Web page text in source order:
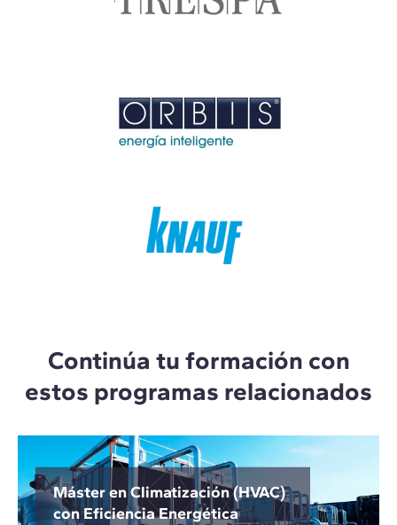
Continúa tu formación con
estos programas relacionados
Máster en Climatización (HVAC)
con Eficiencia Energética